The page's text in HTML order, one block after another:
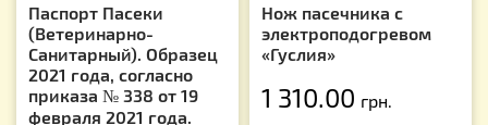
Паспорт Пасеки
(Ветеринарно-
Санитарный). Образец
2021 года, согласно
приказа № 338 от 19
февраля 2021 года.
Нож пасечника с
электроподогревом
«Гуслия»
1 310.00 грн.